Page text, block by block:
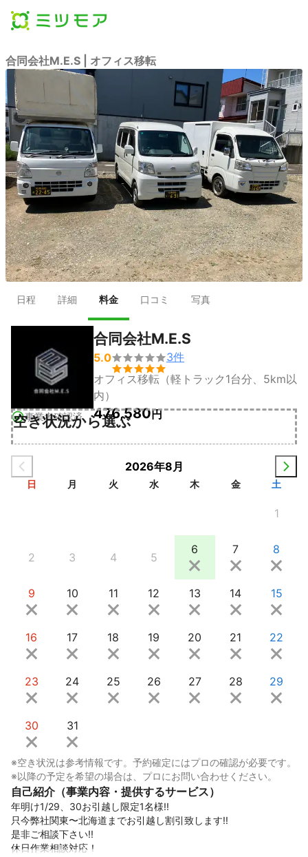
合同会社M.E.S | オフィス移転
日程 詳細 料金 口コミ 写真
事業者確認済
合同会社M.E.S
5.0

3件
オフィス移転（軽トラック1台分、5km以
内）
476,580円
空き状況から選ぶ
2026年8月
日 月 火 水 木 金 土
1
2 3 4 5
6 7 8
9 10 11 12 13 14 15
16 17 18 19 20 21 22
23 24 25 26 27 28 29
30 31
※空き状況は参考情報です。予約確定にはプロの確認が必要です。
※以降の予定を希望の場合は、プロにお問い合わせください。
自己紹介（事業内容・提供するサービス）
年明け1/29、30お引越し限定1名様!!
只今弊社関東〜北海道までお引越し割引致します!!
是非ご相談下さい!!
休日作業相談対応！